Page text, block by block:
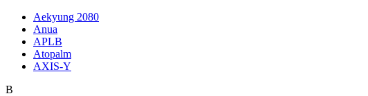
Aekyung 2080
Anua
APLB
Atopalm
AXIS-Y
B